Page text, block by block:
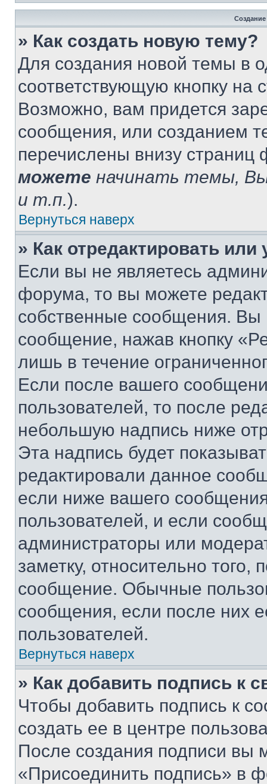
» Как создать новую тему?
Для создания новой темы в
соответствующую кнопку
Возможно, вам придется
сообщения, или созданием
перечислены внизу
можете начинать темы,
и т.п.).
Вернуться наверх
» Как отредактировать
Если вы не являетесь
форума, то вы можете
собственные сообщения. Вы
сообщение, нажав кнопку
лишь в течение
Если после вашего
пользователей, то после
небольшую надпись ниже
Эта надпись будет
редактировали данное
если ниже вашего
пользователей, и если
администраторы или
заметку, относительно
сообщение. Обычные
сообщения, если после них
пользователей.
Вернуться наверх
» Как добавить подпись к
Чтобы добавить подпись к
создать ее в центре
После создания подписи вы
«Присоединить подпись» в